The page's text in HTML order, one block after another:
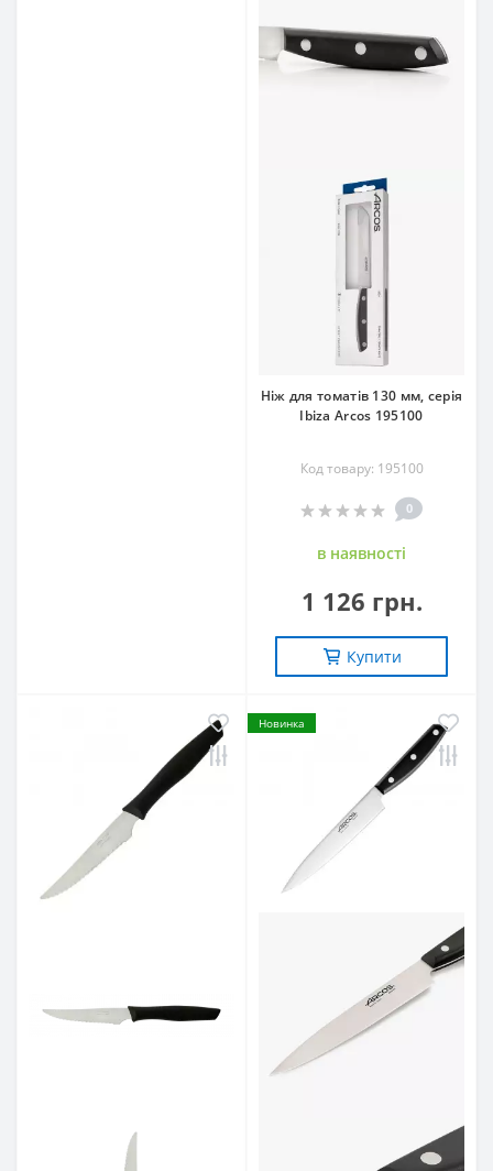
Ніж для томатів 130 мм, серія
Ibiza Arcos 195100
Код товару: 195100
0
в наявностi
1 126 грн.
Купити
Новинка